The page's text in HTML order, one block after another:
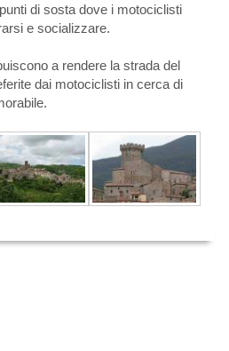
di sosta dove i motociclisti
e socializzare.
a rendere la strada del
dai motociclisti in cerca di